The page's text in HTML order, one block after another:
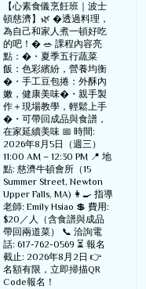
【心素食儀烹飪班｜波士
頓慈濟】🌿 �透過料理，
為自己和家人煮一頓好吃
的吧！� 🥗 課程內容亮
點：�・夏季五行蔬菜
飯：色彩繽紛，營養均衡
�・手工豆包捲：外酥內
嫩，健康美味�・親手製
作＋現場教學，輕鬆上手
�・可帶回成品與食譜，
在家延續美味 📅 時間:
2026年8月5日（週三）
11:00 AM – 12:30 PM 📍 地
點: 慈濟牛頓會所（15
Summer Street, Newton
Upper Falls, MA) 👩‍🍳 指導
老師: Emily Hsiao 💲 費用:
$20／人（含食譜與成品
帶回兩道菜） 📞 洽詢電
話: 617-762-0569 ⏳ 報名
截止: 2026年8月2日 👉
名額有限，立即掃描QR
Code報名！